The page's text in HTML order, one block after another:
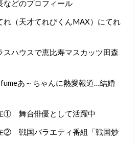
などのプロフィール
れ（天才てれびくんMAX）にてれ
スハウスで恵比寿マスカッツ田森
あ～ちゃんに熱愛報道…結婚
① 舞台俳優として活躍中
② 戦国バラエティ番組「戦国炒